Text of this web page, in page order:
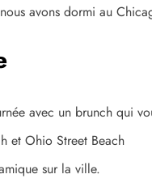
avons dormi au
avec un brunch qui
et Ohio Street Beach
sur la ville.